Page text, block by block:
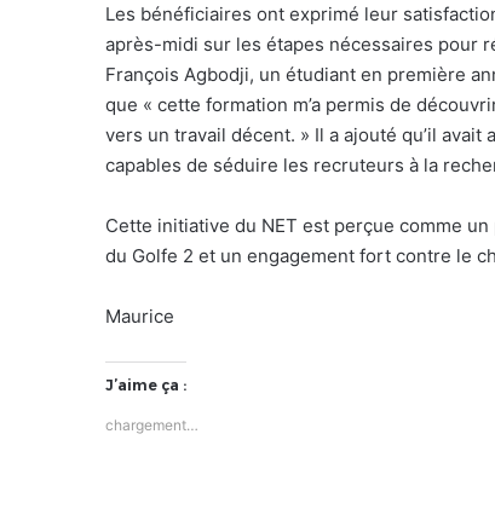
Les bénéficiaires ont exprimé leur
après-midi sur les étapes nécessaires pour
François Agbodji, un étudiant en première
que « cette formation m’a permis de
vers un travail décent. » Il a ajouté qu’il
capables de séduire les recruteurs à la
Cette initiative du NET est perçue comme
du Golfe 2 et un engagement fort contre le
Maurice
J’aime ça :
chargement…